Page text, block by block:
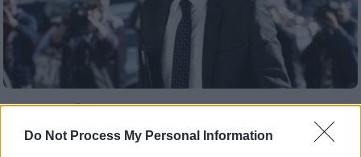
Do Not Process My Personal Information
Αθλητισμός|17.11.2020 22:59
Η ΕΠΟ αδειάζει Αυγενάκη: «Εσπευσε να